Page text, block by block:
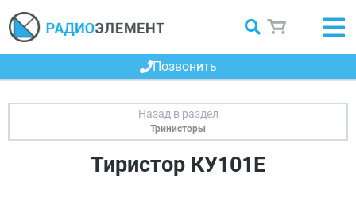
Позвонить
Тринисторы
Тиристор КУ101Е